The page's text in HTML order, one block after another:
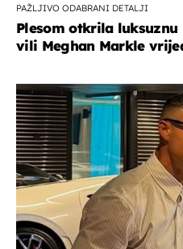
PAŽLJIVO ODABRANI DETALJI
Plesom otkrila
vili Meghan Markle